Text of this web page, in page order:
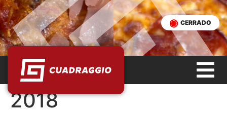
CERRADO
2018